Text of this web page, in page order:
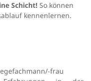
Schicht! So können
kennenlernen.
frau